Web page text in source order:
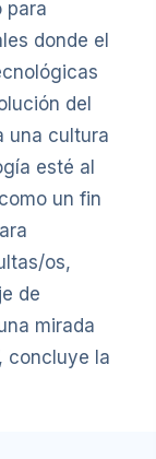
para
donde el
del
una cultura
esté al
un fin
os,
de
mirada
concluye la